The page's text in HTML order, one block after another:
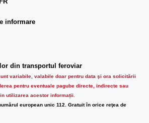
informare
din transportul feroviar
variabile, valabile doar pentru data şi ora solicitării
pentru eventuale pagube directe, indirecte sau
utilizarea acestor informații.
european unic 112. Gratuit în orice reţea de